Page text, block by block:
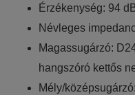
Érzékenység: 94
Névleges
Magassugárzó:
hangszóró kettős
Mély/